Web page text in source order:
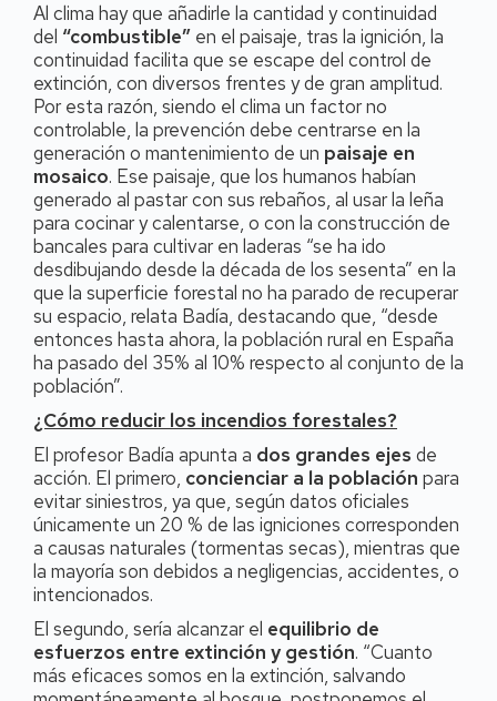
Al clima hay que añadirle la cantidad y continuidad
del “combustible” en el paisaje, tras la ignición, la
continuidad facilita que se escape del control de
extinción, con diversos frentes y de gran amplitud.
Por esta razón, siendo el clima un factor no
controlable, la prevención debe centrarse en la
generación o mantenimiento de un paisaje en
mosaico. Ese paisaje, que los humanos habían
generado al pastar con sus rebaños, al usar la leña
para cocinar y calentarse, o con la construcción de
bancales para cultivar en laderas “se ha ido
desdibujando desde la década de los sesenta” en la
que la superficie forestal no ha parado de recuperar
su espacio, relata Badía, destacando que, “desde
entonces hasta ahora, la población rural en España
ha pasado del 35% al 10% respecto al conjunto de la
población”.
¿Cómo reducir los incendios forestales?
El profesor Badía apunta a dos grandes ejes de
acción. El primero, concienciar a la población para
evitar siniestros, ya que, según datos oficiales
únicamente un 20 % de las igniciones corresponden
a causas naturales (tormentas secas), mientras que
la mayoría son debidos a negligencias, accidentes, o
intencionados.
El segundo, sería alcanzar el equilibrio de
esfuerzos entre extinción y gestión. “Cuanto
más eficaces somos en la extinción, salvando